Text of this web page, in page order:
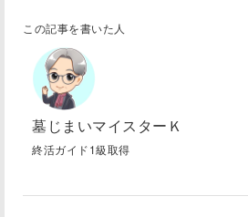
この記事を書いた人
墓じまいマイスターＫ
終活ガイド1級取得